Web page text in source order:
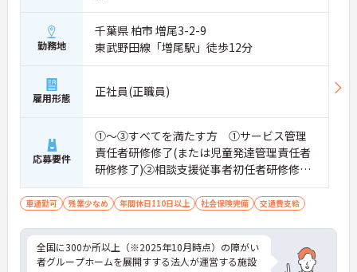
勤務地
千葉県 柏市 増尾3-2-9
東武野田線「増尾駅」徒歩12分
雇用形態 正社員(正職員)
応募要件
①～③すべてを満たす方 ①サービス管理
責任者研修修了(または児童発達管理責任者
研修修了)②相談支援従事者初任者研修修了
(または相談支援従事者実務者研修修了)③普
通自動車運転免許(AT限定可)
車通勤可 残業少なめ 年間休日110日以上 社会保険完備 交通費支給
全国に300か所以上（※2025年10月時点）の障がい
者グループホームを展開すする法人が運営する施設